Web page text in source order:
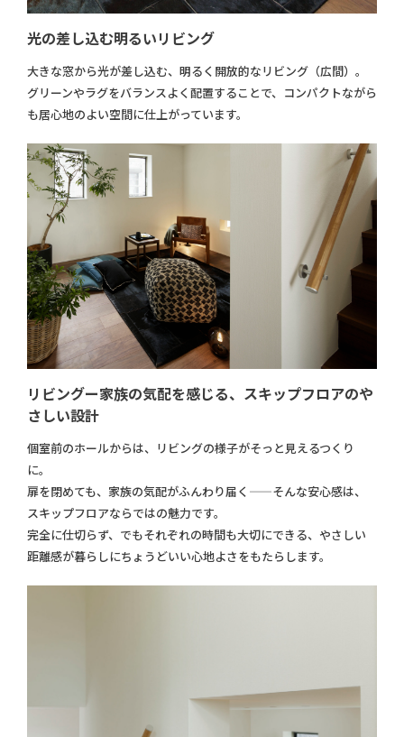
光の差し込む明るいリビング
大きな窓から光が差し込む、明るく開放的なリビング（広間）。
グリーンやラグをバランスよく配置することで、コンパクトながら
も居心地のよい空間に仕上がっています。
リビングー家族の気配を感じる、スキップフロアのや
さしい設計
個室前のホールからは、リビングの様子がそっと見えるつくり
に。
扉を閉めても、家族の気配がふんわり届く——そんな安心感は、
スキップフロアならではの魅力です。
完全に仕切らず、でもそれぞれの時間も大切にできる、やさしい
距離感が暮らしにちょうどいい心地よさをもたらします。